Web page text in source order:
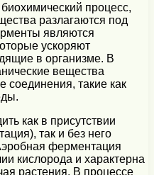
процесс,
разлагаются под
являются
ускоряют
в организме. В
вещества
соединения, такие как
как в присутствии
так и без него
ферментация
кислорода и характерна
растения. В процессе